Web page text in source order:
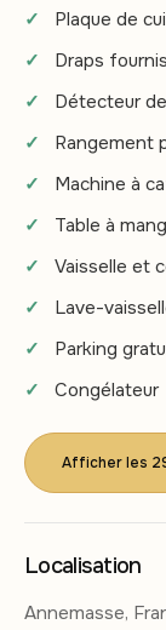
Plaque de
Draps fournis
Détecteur
Rangement
Machine à
Table à
Vaisselle et
Lave-
Parking
Congélateur
Afficher les
Localisation
Annemasse,